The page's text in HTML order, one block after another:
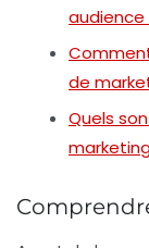
audience
de
Quels